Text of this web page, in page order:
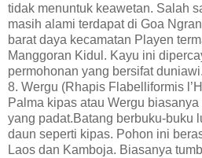
tidak menuntuk keawetan. Salah
masih alami terdapat di Goa
barat daya kecamatan Playen
Manggoran Kidul. Kayu ini
permohonan yang bersifat duniawi.
8. Wergu (Rhapis Flabelliformis
Palma kipas atau Wergu
yang padat.Batang berbuku-buku
daun seperti kipas. Pohon ini
Laos dan Kamboja. Biasanya